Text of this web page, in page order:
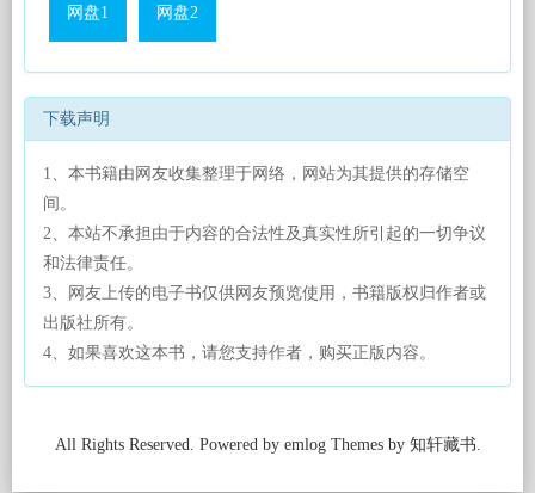
网盘1 网盘2
下载声明
1、本书籍由网友收集整理于网络，网站为其提供的存储空
间。
2、本站不承担由于内容的合法性及真实性所引起的一切争议
和法律责任。
3、网友上传的电子书仅供网友预览使用，书籍版权归作者或
出版社所有。
4、如果喜欢这本书，请您支持作者，购买正版内容。
All Rights Reserved. Powered by emlog Themes by 知轩藏书.